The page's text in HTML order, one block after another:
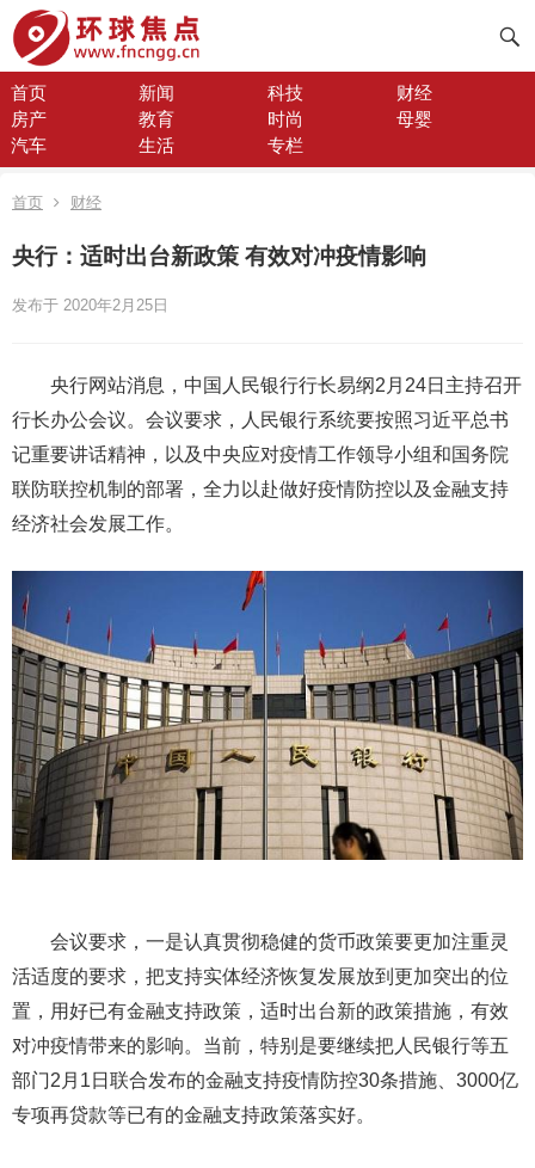
首页 新闻 科技
财经
房产
教育 时尚
母婴
汽车
生活 专栏
首页 财经
央行：适时出台新政策 有效对冲疫情影响
发布于 2020年2月25日
央行网站消息，中国人民银行行长易纲2月24日主持召开
行长办公会议。会议要求，人民银行系统要按照习近平总书
记重要讲话精神，以及中央应对疫情工作领导小组和国务院
联防联控机制的部署，全力以赴做好疫情防控以及金融支持
经济社会发展工作。
会议要求，一是认真贯彻稳健的货币政策要更加注重灵
活适度的要求，把支持实体经济恢复发展放到更加突出的位
置，用好已有金融支持政策，适时出台新的政策措施，有效
对冲疫情带来的影响。当前，特别是要继续把人民银行等五
部门2月1日联合发布的金融支持疫情防控30条措施、3000亿
专项再贷款等已有的金融支持政策落实好。